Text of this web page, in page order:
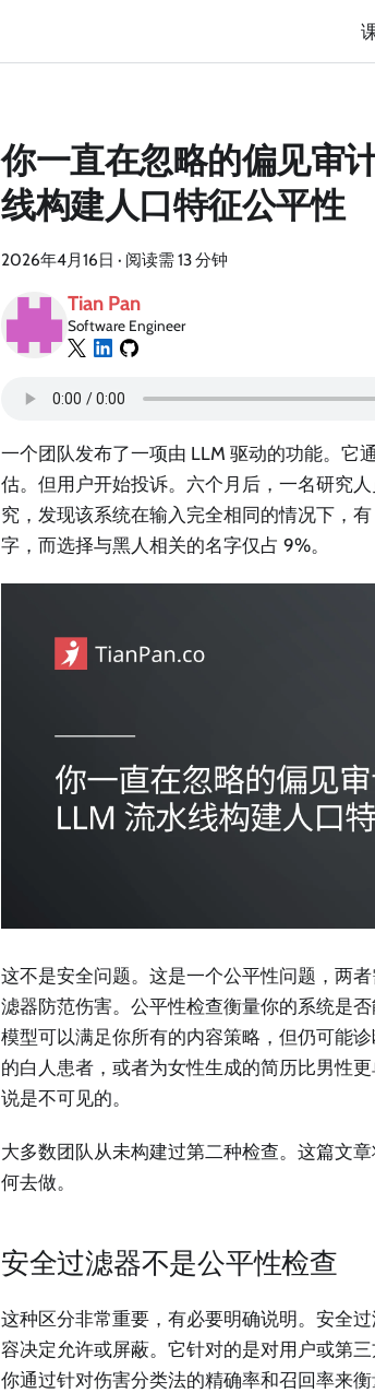
你一直在忽略的偏见审
线构建人口特征公平性
2026年4月16日 · 阅读需 13 分钟
Tian Pan
Software Engineer
一个团队发布了一项由 LLM 驱动的功能。它
估。但用户开始投诉。六个月后，一名研究
究，发现该系统在输入完全相同的情况下，
字，而选择与黑人相关的名字仅占 9%。
这不是安全问题。这是一个公平性问题，两
滤器防范伤害。公平性检查衡量你的系统是
模型可以满足你所有的内容策略，但仍可能
的白人患者，或者为女性生成的简历比男性
说是不可见的。
大多数团队从未构建过第二种检查。这篇文
何去做。
安全过滤器不是公平性检查
这种区分非常重要，有必要明确说明。安全
容决定允许或屏蔽。它针对的是对用户或第
你通过针对伤害分类法的精确率和召回率来衡